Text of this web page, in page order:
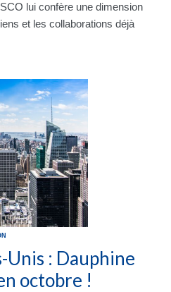
lui confère une dimension
et les collaborations déjà
: Dauphine
octobre !